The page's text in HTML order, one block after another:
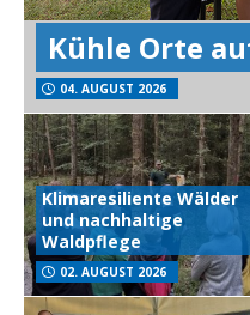
Kühle Orte
04. AUGUST 2026
Klimaresiliente Wälder
und nachhaltige
Waldpflege
02. AUGUST 2026